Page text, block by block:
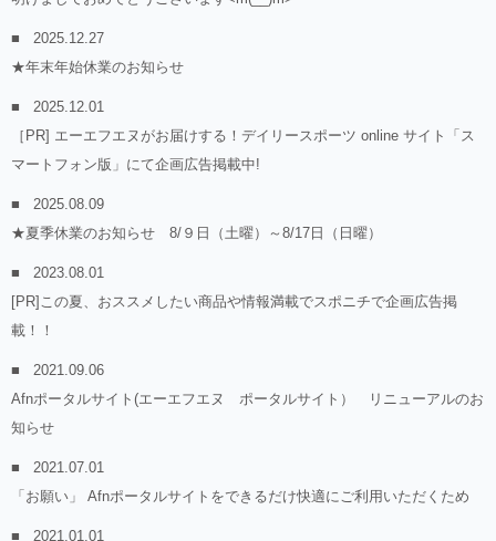
2025.12.27
★年末年始休業のお知らせ
2025.12.01
［PR] エーエフエヌがお届けする！デイリースポーツ online サイト「ス
マートフォン版」にて企画広告掲載中!
2025.08.09
★夏季休業のお知らせ 8/９日（土曜）～8/17日（日曜）
2023.08.01
[PR]この夏、おススメしたい商品や情報満載でスポニチで企画広告掲
載！！
2021.09.06
Afnポータルサイト(エーエフエヌ ポータルサイト） リニューアルのお
知らせ
2021.07.01
「お願い」 Afnポータルサイトをできるだけ快適にご利用いただくため
2021.01.01